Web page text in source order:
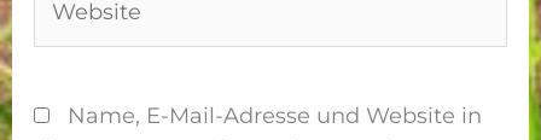
Name, E-Mail-Adresse und Website in